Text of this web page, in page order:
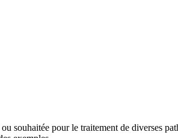
souhaitée pour le traitement de diverses